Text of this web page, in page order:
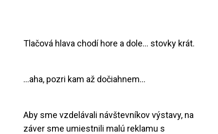
Tlačová hlava chodí hore a dole… stovky krát.
…aha, pozri kam až dočiahnem…
Aby sme vzdelávali návštevníkov výstavy, na
záver sme umiestnili malú reklamu s